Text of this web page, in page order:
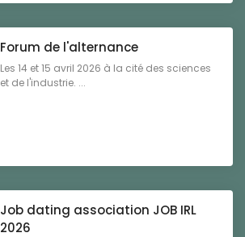
Forum de l'alternance
Les 14 et 15 avril 2026 à la cité des sciences
et de l'industrie. ...
Job dating association JOB IRL
2026